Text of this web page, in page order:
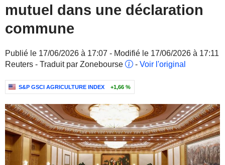
mutuel dans une déclaration
commune
Publié le 17/06/2026 à 17:07 - Modifié le 17/06/2026 à 17:11
Reuters - Traduit par Zonebourse
- Voir l'original
S&P GSCI AGRICULTURE INDEX +1,66 %